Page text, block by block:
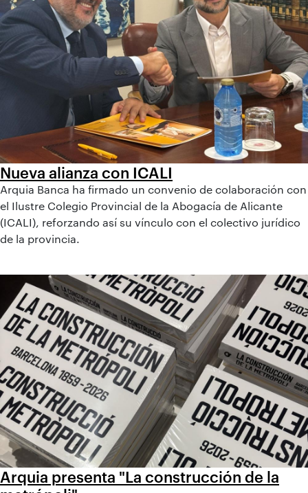
Nueva alianza con ICALI
Arquia Banca ha firmado un convenio de colaboración con
el Ilustre Colegio Provincial de la Abogacía de Alicante
(ICALI), reforzando así su vínculo con el colectivo jurídico
de la provincia.
Arquia presenta "La construcción de la